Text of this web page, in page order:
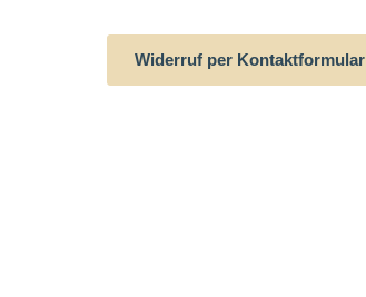
Widerruf per Kontaktformular